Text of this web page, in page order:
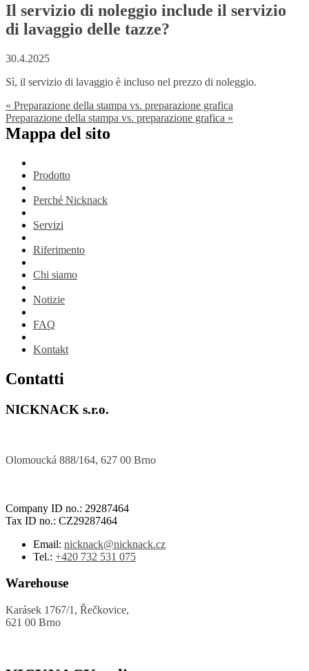
Il servizio di noleggio include il servizio
di lavaggio delle tazze?
30.4.2025
Sì, il servizio di lavaggio è incluso nel prezzo di noleggio.
« Preparazione della stampa vs. preparazione grafica
Preparazione della stampa vs. preparazione grafica »
Mappa del sito
Prodotto
Perché Nicknack
Servizi
Riferimento
Chi siamo
Notizie
FAQ
Kontakt
Contatti
NICKNACK s.r.o.
Olomoucká 888/164, 627 00 Brno
Company ID no.: 29287464
Tax ID no.: CZ29287464
Email: nicknack@nicknack.cz
Tel.: +420 732 531 075
Warehouse
Karásek 1767/1, Řečkovice,
621 00 Brno